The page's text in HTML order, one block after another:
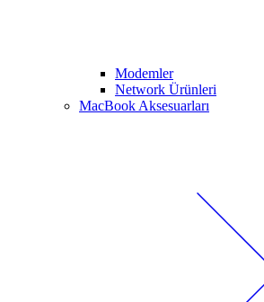
Modemler
Network Ürünleri
MacBook Aksesuarları